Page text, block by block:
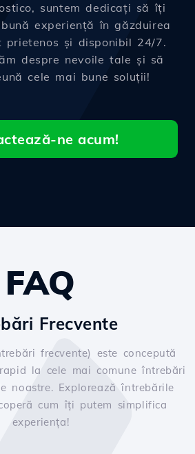
suntem dedicați să îți
experiență în găzduirea
prietenos și disponibil 24/7.
despre nevoile tale și să
cele mai bune soluții!
ne acum!
FAQ
Frecvente
frecvente) este concepută
la cele mai comune întrebări
noastre. Explorează întrebările
cum îți putem simplifica
experiența!